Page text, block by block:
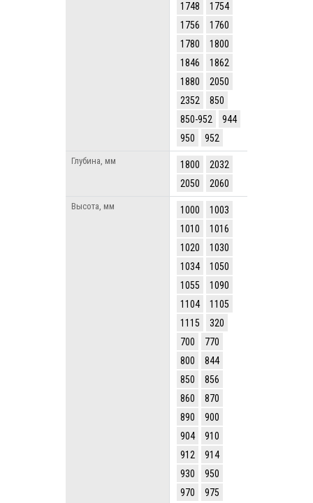
1748
1754
1756
1760
1780
1800
1846
1862
1880
2050
2352
850
850-952
944
950
952
Глубина, мм 1800
2032
2050
2060
Высота, мм 1000
1003
1010
1016
1020
1030
1034
1050
1055
1090
1104
1105
1115
320
700
770
800
844
850
856
860
870
890
900
904
910
912
914
930
950
970
975